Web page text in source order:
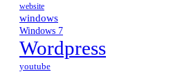
website
windows
Windows 7
Wordpress
youtube